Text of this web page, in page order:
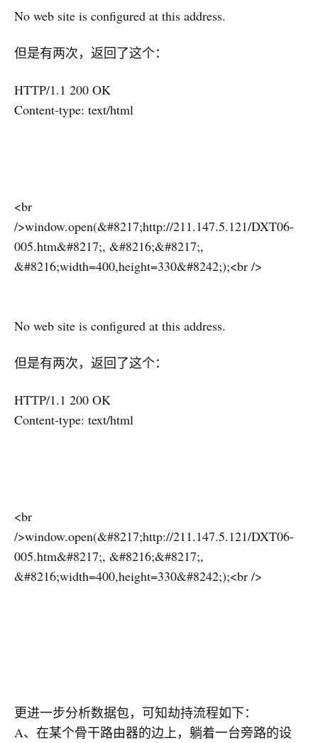
No web site is configured at this address.
但是有两次，返回了这个：
HTTP/1.1 200 OK
Content-type: text/html
<br
/>window.open(&#8217;http://211.147.5.121/DXT06-
005.htm&#8217;, &#8216;&#8217;,
&#8216;width=400,height=330&#8242;);<br />
No web site is configured at this address.
但是有两次，返回了这个：
HTTP/1.1 200 OK
Content-type: text/html
<br
/>window.open(&#8217;http://211.147.5.121/DXT06-
005.htm&#8217;, &#8216;&#8217;,
&#8216;width=400,height=330&#8242;);<br />
更进一步分析数据包，可知劫持流程如下：
A、在某个骨干路由器的边上，躺着一台旁路的设